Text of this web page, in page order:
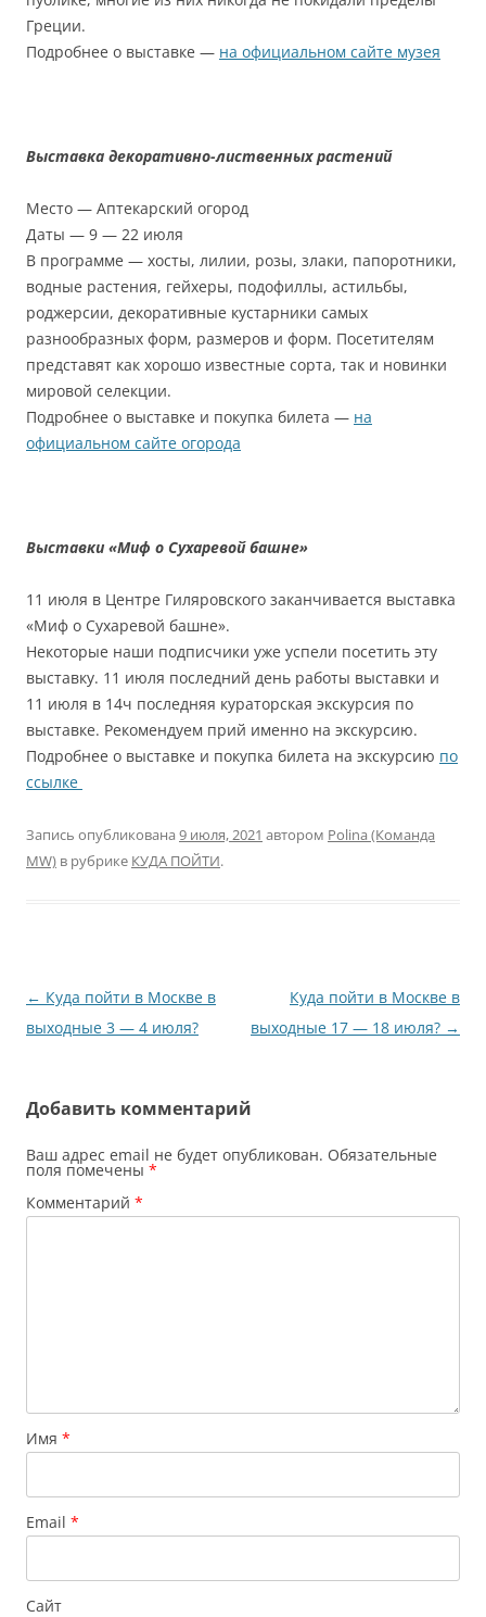
Греции.
Подробнее о выставке — на официальном сайте музея
Выставка декоративно-лиственных растений
Место — Аптекарский огород
Даты — 9 — 22 июля
В программе — хосты, лилии, розы, злаки, папоротники,
водные растения, гейхеры, подофиллы, астильбы,
роджерсии, декоративные кустарники самых
разнообразных форм, размеров и форм. Посетителям
представят как хорошо известные сорта, так и новинки
мировой селекции.
Подробнее о выставке и покупка билета — на
официальном сайте огорода
Выставки «Миф о Сухаревой башне»
11 июля в Центре Гиляровского заканчивается выставка
«Миф о Сухаревой башне».
Некоторые наши подписчики уже успели посетить эту
выставку. 11 июля последний день работы выставки и
11 июля в 14ч последняя кураторская экскурсия по
выставке. Рекомендуем прий именно на экскурсию.
Подробнее о выставке и покупка билета на экскурсию по
ссылке
Запись опубликована 9 июля, 2021 автором Polina (Команда
MW) в рубрике КУДА ПОЙТИ.
Навигация
по
← Куда пойти в Москве в
выходные 3 — 4 июля?
Куда пойти в Москве в
выходные 17 — 18 июля? →
Добавить комментарий
Ваш адрес email не будет опубликован. Обязательные
поля помечены *
Комментарий *
Имя *
Email *
Сайт